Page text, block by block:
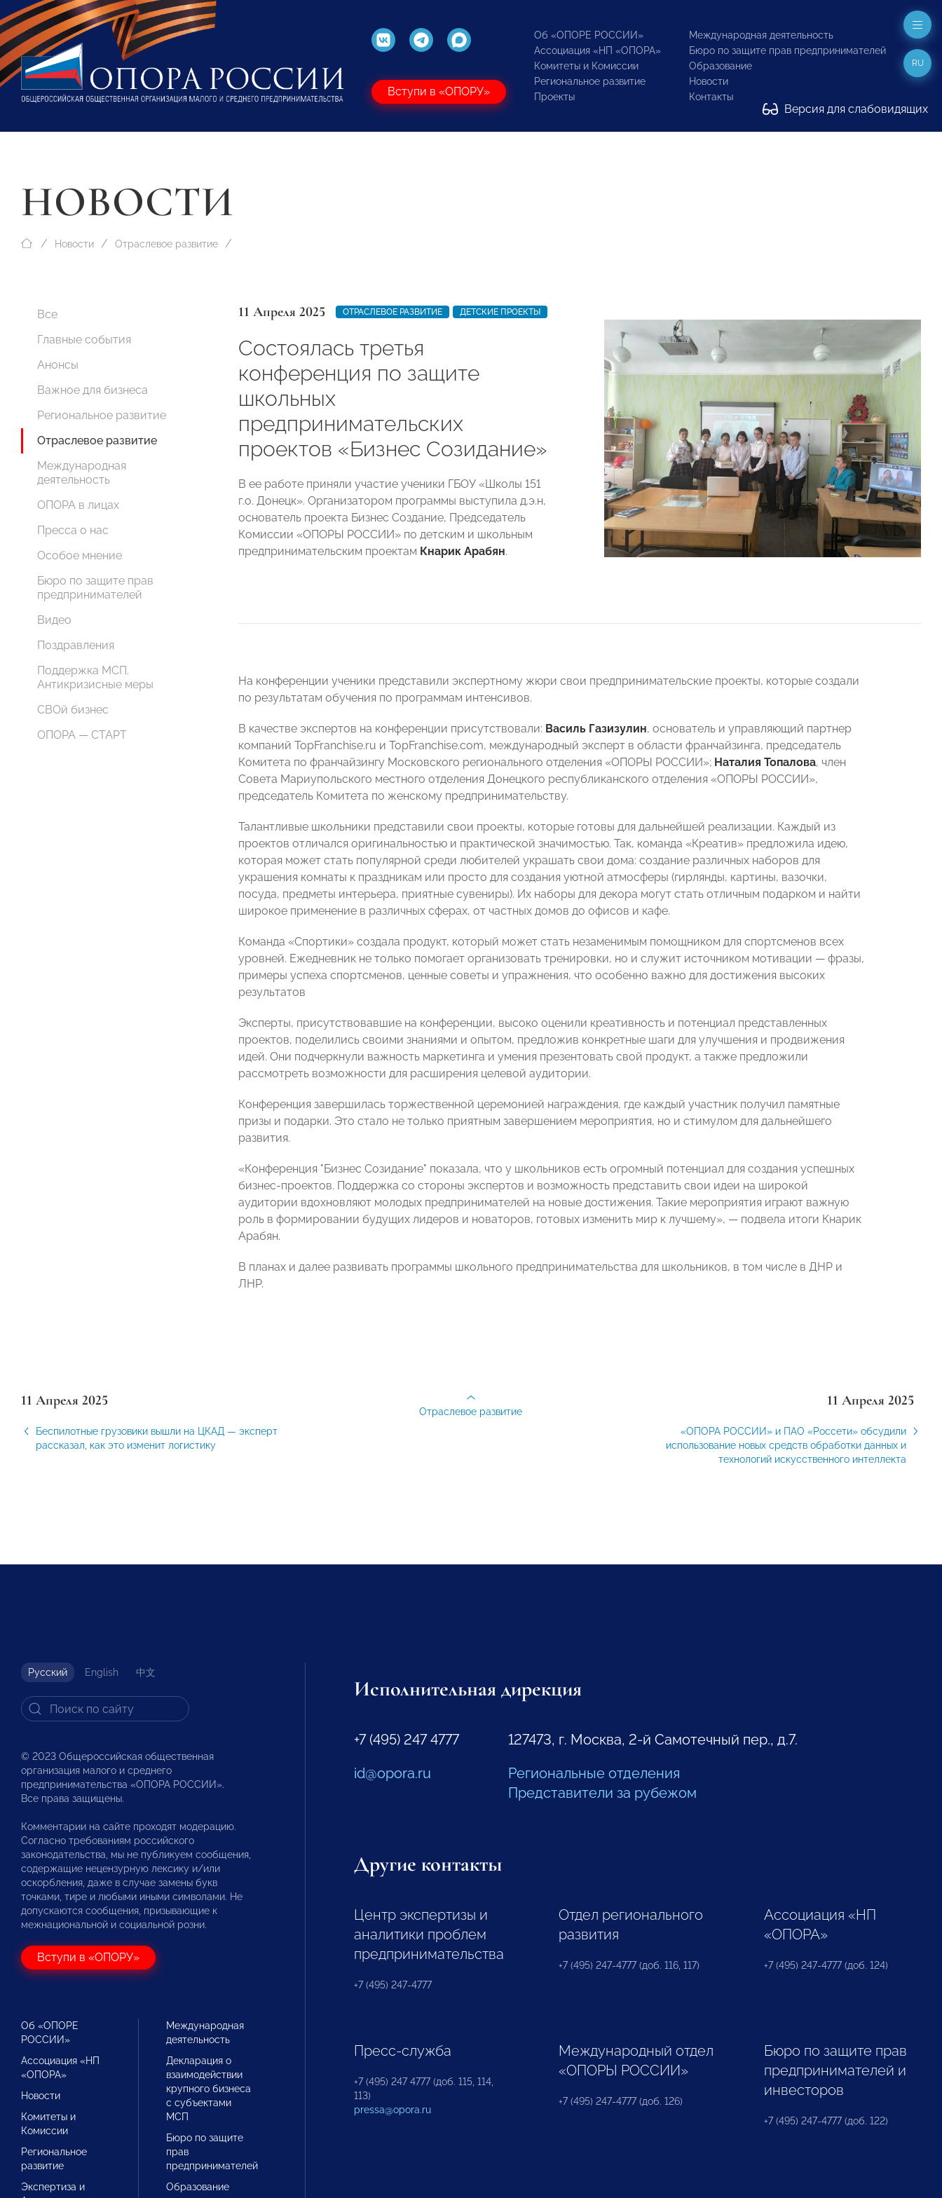
Вступи в «ОПОРУ»
Об «ОПОРЕ РОССИИ»
Ассоциация «НП «ОПОРА»
Комитеты и Комиссии
Региональное развитие
Проекты
Международная деятельность
Бюро по защите прав предпринимателей
Образование
Новости
Контакты
Версия для слабовидящих
RU
НОВОСТИ
Новости Отраслевое развитие
Все
Главные события
Анонсы
Важное для бизнеса
Региональное развитие
Отраслевое развитие
Международная
деятельность
ОПОРА в лицах
Пресса о нас
Особое мнение
Бюро по защите прав
предпринимателей
Видео
Поздравления
Поддержка МСП.
Антикризисные меры
СВОй бизнес
ОПОРА — СТАРТ
11 Апреля 2025 ОТРАСЛЕВОЕ РАЗВИТИЕ ДЕТСКИЕ ПРОЕКТЫ
Состоялась третья
конференция по защите
школьных
предпринимательских
проектов «Бизнес Созидание»
В ее работе приняли участие ученики ГБОУ «Школы 151
г.о. Донецк». Организатором программы выступила д.э.н,
основатель проекта Бизнес Создание, Председатель
Комиссии «ОПОРЫ РОССИИ» по детским и школьным
предпринимательским проектам Кнарик Арабян.
На конференции ученики представили экспертному жюри свои предпринимательские проекты, которые создали
по результатам обучения по программам интенсивов.
В качестве экспертов на конференции присутствовали: Василь Газизулин, основатель и управляющий партнер
компаний TopFranchise.ru и TopFranchise.com, международный эксперт в области франчайзинга, председатель
Комитета по франчайзингу Московского регионального отделения «ОПОРЫ РОССИИ»; Наталия Топалова, член
Совета Мариупольского местного отделения Донецкого республиканского отделения «ОПОРЫ РОССИИ»,
председатель Комитета по женскому предпринимательству.
Талантливые школьники представили свои проекты, которые готовы для дальнейшей реализации. Каждый из
проектов отличался оригинальностью и практической значимостью. Так, команда «Креатив» предложила идею,
которая может стать популярной среди любителей украшать свои дома: создание различных наборов для
украшения комнаты к праздникам или просто для создания уютной атмосферы (гирлянды, картины, вазочки,
посуда, предметы интерьера, приятные сувениры). Их наборы для декора могут стать отличным подарком и найти
широкое применение в различных сферах, от частных домов до офисов и кафе.
Команда «Спортики» создала продукт, который может стать незаменимым помощником для спортсменов всех
уровней. Ежедневник не только помогает организовать тренировки, но и служит источником мотивации — фразы,
примеры успеха спортсменов, ценные советы и упражнения, что особенно важно для достижения высоких
результатов
Эксперты, присутствовавшие на конференции, высоко оценили креативность и потенциал представленных
проектов, поделились своими знаниями и опытом, предложив конкретные шаги для улучшения и продвижения
идей. Они подчеркнули важность маркетинга и умения презентовать свой продукт, а также предложили
рассмотреть возможности для расширения целевой аудитории.
Конференция завершилась торжественной церемонией награждения, где каждый участник получил памятные
призы и подарки. Это стало не только приятным завершением мероприятия, но и стимулом для дальнейшего
развития.
«Конференция "Бизнес Созидание" показала, что у школьников есть огромный потенциал для создания успешных
бизнес-проектов. Поддержка со стороны экспертов и возможность представить свои идеи на широкой
аудитории вдохновляют молодых предпринимателей на новые достижения. Такие мероприятия играют важную
роль в формировании будущих лидеров и новаторов, готовых изменить мир к лучшему», — подвела итоги Кнарик
Арабян.
В планах и далее развивать программы школьного предпринимательства для школьников, в том числе в ДНР и
ЛНР.
11 Апреля 2025
Беспилотные грузовики вышли на ЦКАД — эксперт
рассказал, как это изменит логистику
11 Апреля 2025
«ОПОРА РОССИИ» и ПАО «Россети» обсудили
использование новых средств обработки данных и
технологий искусственного интеллекта
Отраслевое развитие
Русский English 中文
© 2023 Общероссийская общественная
организация малого и среднего
предпринимательства «ОПОРА РОССИИ».
Все права защищены.
Комментарии на сайте проходят модерацию.
Согласно требованиям российского
законодательства, мы не публикуем сообщения,
содержащие нецензурную лексику и/или
оскорбления, даже в случае замены букв
точками, тире и любыми иными символами. Не
допускаются сообщения, призывающие к
межнациональной и социальной розни.
Вступи в «ОПОРУ»
Об «ОПОРЕ
РОССИИ»
Ассоциация «НП
«ОПОРА»
Новости
Комитеты и
Комиссии
Региональное
развитие
Экспертиза и
Международная
деятельность
Декларация о
взаимодействии
крупного бизнеса
с субъектами
МСП
Бюро по защите
прав
предпринимателей
Образование
Исполнительная дирекция
+7 (495) 247 4777
id@opora.ru
127473, г. Москва, 2-й Самотечный пер., д.7.
Региональные отделения
Представители за рубежом
Другие контакты
Центр экспертизы и
аналитики проблем
предпринимательства
+7 (495) 247-4777
Отдел регионального
развития
+7 (495) 247-4777 (доб. 116, 117)
Ассоциация «НП
«ОПОРА»
+7 (495) 247-4777 (доб. 124)
Пресс-служба
+7 (495) 247 4777 (доб. 115, 114,
113)
pressa@opora.ru
Международный отдел
«ОПОРЫ РОССИИ»
+7 (495) 247-4777 (доб. 126)
Бюро по защите прав
предпринимателей и
инвесторов
+7 (495) 247-4777 (доб. 122)